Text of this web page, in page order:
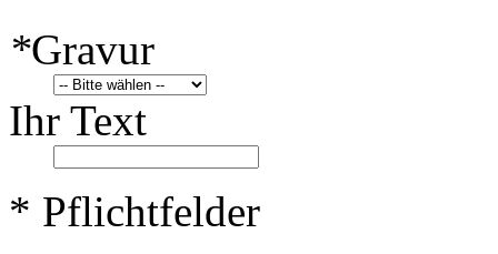
*Gravur
Ihr Text
* Pflichtfelder